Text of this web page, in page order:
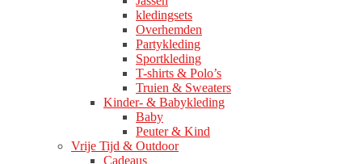
kledingsets
Overhemden
Partykleding
Sportkleding
T-shirts & Polo’s
Truien & Sweaters
Kinder- & Babykleding
Baby
Peuter & Kind
Vrije Tijd & Outdoor
Cadeaus